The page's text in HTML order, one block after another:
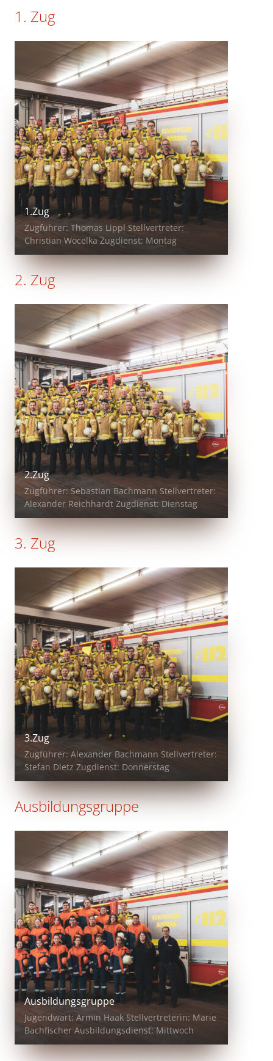
1. Zug
1.Zug
Zugführer: Thomas Lippl Stellvertreter:
Christian Wocelka Zugdienst: Montag
2. Zug
2.Zug
Zugführer: Sebastian Bachmann Stellvertreter:
Alexander Reichhardt Zugdienst: Dienstag
3. Zug
3.Zug
Zugführer: Alexander Bachmann Stellvertreter:
Stefan Dietz Zugdienst: Donnerstag
Ausbildungsgruppe
Ausbildungsgruppe
Jugendwart: Armin Haak Stellvertreterin: Marie
Bachfischer Ausbildungsdienst: Mittwoch